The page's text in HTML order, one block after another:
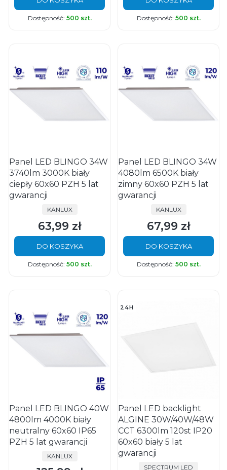
Dostępność: 500 szt. Dostępność: 500 szt.
Panel LED BLINGO 34W
3740lm 3000K biały
ciepły 60x60 PZH 5 lat
gwarancji
PRODUCENT
KANLUX
Cena
63,99 zł
DO KOSZYKA
Dostępność: 500 szt.
Panel LED BLINGO 34W
4080lm 6500K biały
zimny 60x60 PZH 5 lat
gwarancji
PRODUCENT
KANLUX
Cena
67,99 zł
DO KOSZYKA
Dostępność: 500 szt.
Panel LED BLINGO 40W
4800lm 4000K biały
neutralny 60x60 IP65
PZH 5 lat gwarancji
PRODUCENT
KANLUX
24H
Panel LED backlight
ALGINE 30W/40W/48W
CCT 6300lm 120st IP20
60x60 biały 5 lat
gwarancji
PRODUCENT
SPECTRUM LED